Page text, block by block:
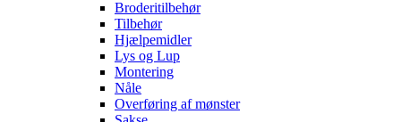
Broderitilbehør
Tilbehør
Hjælpemidler
Lys og Lup
Montering
Nåle
Overføring af mønster